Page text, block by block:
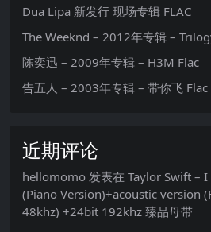
Dua Lipa 新发行 现场专辑 FLAC
The Weeknd – 2012年专辑 –
陈奕迅 – 2009年专辑 – H3M Flac
告五人 – 2003年专辑 – 带你飞 Flac
近期评论
hellomomo 发表在 Taylor Swift –
(Piano Version)+acoustic version
48khz) +24bit 192khz 臻品母带